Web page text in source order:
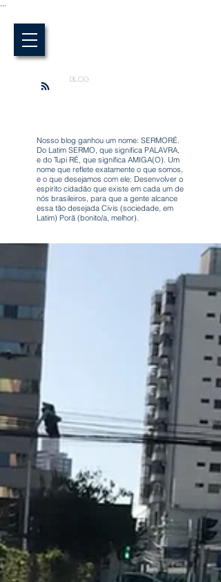
BLOG
Nosso blog ganhou um nome: SERMORÉ.
Do Latim SERMO, que significa PALAVRA,
e do Tupi RÉ, que significa AMIGA(O). Um
nome que reflete exatamente o que somos,
e o que desejamos com ele: Desenvolver o
espírito cidadão que existe em cada um de
nós brasileiros, para que a gente alcance
essa tão desejada Civis (sociedade, em
Latim) Porã (bonito/a, melhor).